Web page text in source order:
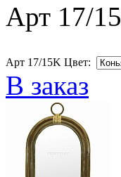
Арт 17/15
Арт 17/15K Цвет:
В заказ